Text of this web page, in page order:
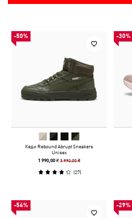
-50%
Кеди Rebound Abrupt Sneakers
Unisex
1 990,00 ₴3 990,00 ₴
(27)
-30%
-54% -29%